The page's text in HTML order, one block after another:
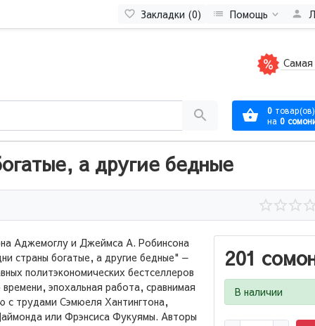
Закладки (0) Помощь
Самая
0
на 0
а другие бедные
201
В наличии
Аджемоглу и Джеймса А. Робинсона
страны богатые, а другие бедные" —
политэкономических бестселлеров
времени, эпохальная работа, сравнимая
с трудами Сэмюеля Хантингтона,
или Фрэнсиса Фукуямы. Авторы